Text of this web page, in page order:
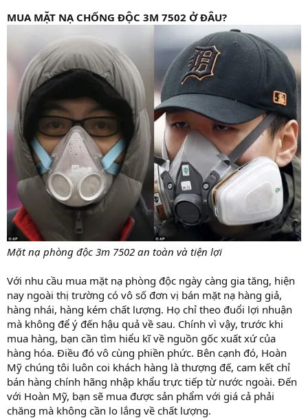
MUA MẶT NẠ CHỐNG ĐỘC 3M 7502 Ở ĐÂU?
Mặt nạ phòng độc 3m 7502 an toàn và tiện lợi
Với nhu cầu mua mặt nạ phòng độc ngày càng gia tăng, hiện
nay ngoài thị trường có vô số đơn vị bán mặt nạ hàng giả,
hàng nhái, hàng kém chất lượng. Họ chỉ theo đuổi lợi nhuận
mà không để ý đến hậu quả về sau. Chính vì vậy, trước khi
mua hàng, bạn cần tìm hiểu kĩ về nguồn gốc xuất xứ của
hàng hóa. Điều đó vô cùng phiền phức. Bên cạnh đó, Hoàn
Mỹ chúng tôi luôn coi khách hàng là thượng đế, cam kết chỉ
bán hàng chính hãng nhập khẩu trực tiếp từ nước ngoài. Đến
với Hoàn Mỹ, bạn sẽ mua được sản phẩm với giá cả phải
chăng mà không cần lo lắng về chất lượng.